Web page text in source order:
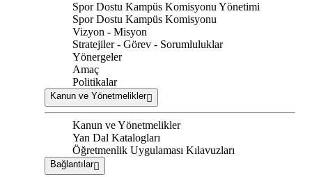
Spor Dostu Kampüs Komisyonu Yönetimi
Spor Dostu Kampüs Komisyonu
Vizyon - Misyon
Stratejiler - Görev - Sorumluluklar
Yönergeler
Amaç
Politikalar
Kanun ve Yönetmelikler
Kanun ve Yönetmelikler
Yan Dal Katalogları
Öğretmenlik Uygulaması Kılavuzları
Bağlantılar